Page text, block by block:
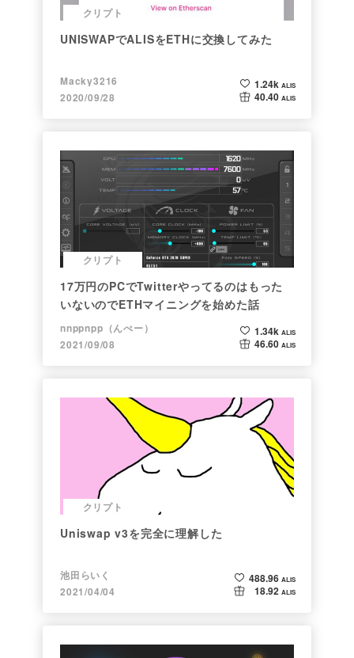
クリプト
UNISWAPでALISをETHに交換してみた
Macky3216
2020/09/28
1.24k ALIS
40.40 ALIS
クリプト
17万円のPCでTwitterやってるのはもった
いないのでETHマイニングを始めた話
nnppnpp（んぺー）
2021/09/08
1.34k ALIS
46.60 ALIS
クリプト
Uniswap v3を完全に理解した
池田らいく
2021/04/04
488.96 ALIS
18.92 ALIS